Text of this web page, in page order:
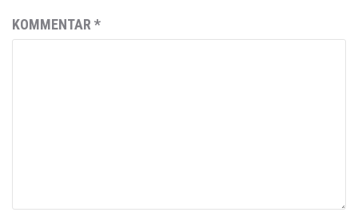
KOMMENTAR *